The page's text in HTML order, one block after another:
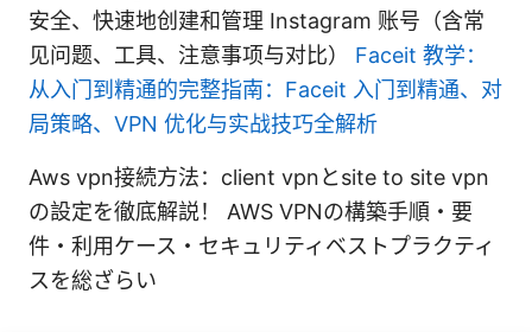
安全、快速地创建和管理 Instagram 账号（含常
见问题、工具、注意事项与对比） Faceit 教学：
从入门到精通的完整指南：Faceit 入门到精通、对
局策略、VPN 优化与实战技巧全解析
Aws vpn接続方法：client vpnとsite to site vpn
の設定を徹底解説！ AWS VPNの構築手順・要
件・利用ケース・セキュリティベストプラクティ
スを総ざらい